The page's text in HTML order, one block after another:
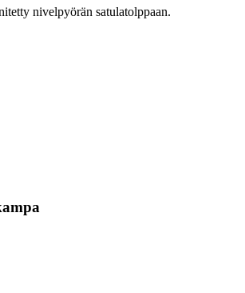
nivelpyörän satulatolppaan.